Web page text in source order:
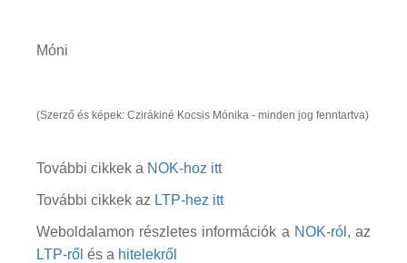
Móni
(Szerző és képek: Czirákiné Kocsis Mónika - minden jog fenntartva)
További cikkek a NOK-hoz itt
További cikkek az LTP-hez itt
Weboldalamon részletes információk a NOK-ról , az
LTP-ről és a hitelekről